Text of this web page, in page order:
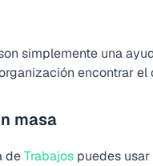
simplemente una
encontrar
masa
deTrabajos puedes usar